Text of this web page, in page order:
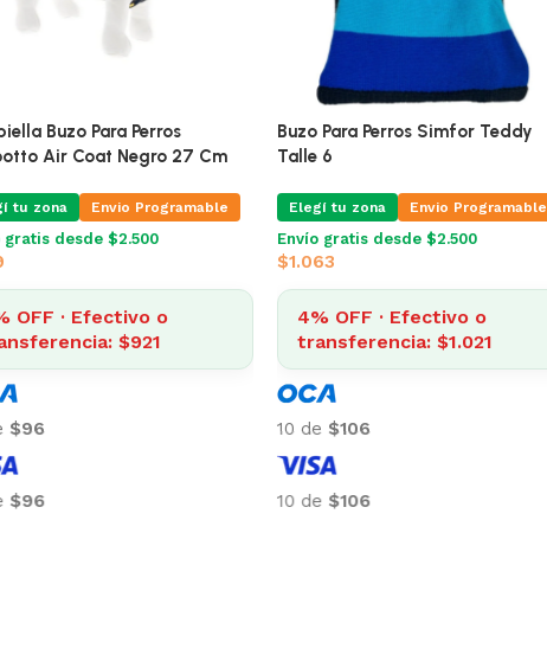
Doble Polar Cuadros
Talle 5
tu zona Envio Programable
gratis desde $2.500
OFF · Efectivo o
$902
$94
$94
Ferribiella Buzo Para Perros
Cappotto Air Coat Negro 27 Cm
Elegí tu zona Envio Programable
Envío gratis desde $2.500
$959
4% OFF · Efectivo o
transferencia: $921
10 de $96
10 de $96